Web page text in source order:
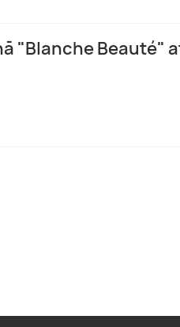
"Blanche Beauté"